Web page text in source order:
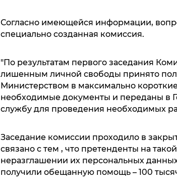
Согласно имеющейся информации,
специально созданная комиссия.
"По результатам первого заседания
лишенным личной свободы принято
Министерством в максимально
необходимые документы и переданы в
службу для проведения необходимых
Заседание комиссии проходило в
связано с тем , что претенденты на
неразглашении их персональных
получили обещанную помощь – 100